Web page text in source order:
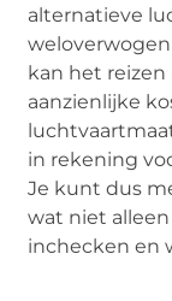
alternatieve
kan het
aanzienlijke
in rekening
Je kunt dus
wat niet
inchecken en